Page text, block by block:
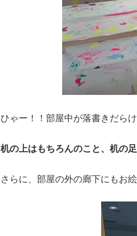
ひゃー！！部屋中が落書きだらけ
机の上はもちろんのこと、机の
さらに、部屋の外の廊下にもお